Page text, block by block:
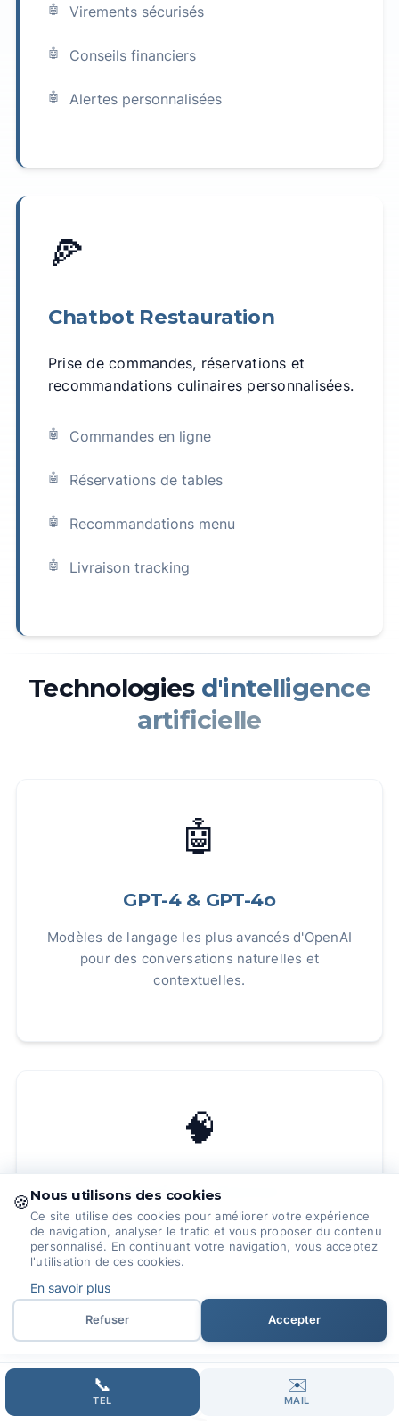
Virements sécurisés
Conseils financiers
Alertes personnalisées
🍕
Chatbot Restauration
Prise de commandes, réservations et
recommandations culinaires personnalisées.
Commandes en ligne
Réservations de tables
Recommandations menu
Livraison tracking
Technologies d'intelligence
artificielle
🤖
GPT-4 & GPT-4o
Modèles de langage les plus avancés d'OpenAI
pour des conversations naturelles et
contextuelles.
🧠
Claude 3.5 Sonnet
IA d'Anthropic spécialisée dans la
compréhension nuancée et les réponses
éthiques.
📞
TEL
✉️
MAIL
🍪Nous utilisons des cookies
Ce site utilise des cookies pour améliorer votre expérience
de navigation, analyser le trafic et vous proposer du contenu
personnalisé. En continuant votre navigation, vous acceptez
l'utilisation de ces cookies.
En savoir plus
Refuser Accepter